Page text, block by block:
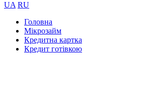
UA RU
Головна
Мікрозайм
Кредитна картка
Кредит готівкою